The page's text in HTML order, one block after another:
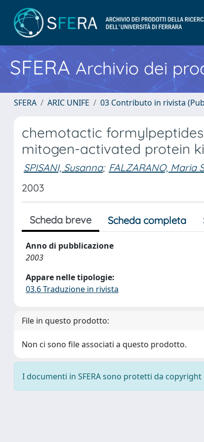
SFERA Archivio dei
SFERA ARIC UNIFE 03 Contributo in rivista
chemotactic
mitogen-activated protein
SPISANI, Susanna; FALZARANO, Maria
2003
Scheda breve Scheda completa
Anno di pubblicazione
2003
Appare nelle tipologie:
03.6 Traduzione in rivista
File in questo prodotto:
Non ci sono file associati a questo prodotto.
I documenti in SFERA sono protetti da